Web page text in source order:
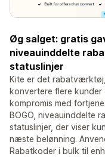
Øg salget: gratis
niveauinddelte
statuslinjer
Kite er det
konvertere flere
kompromis med
BOGO, niveauinddelte
statuslinjer, der viser
næste belønning.
Rabatkoder i bulk til